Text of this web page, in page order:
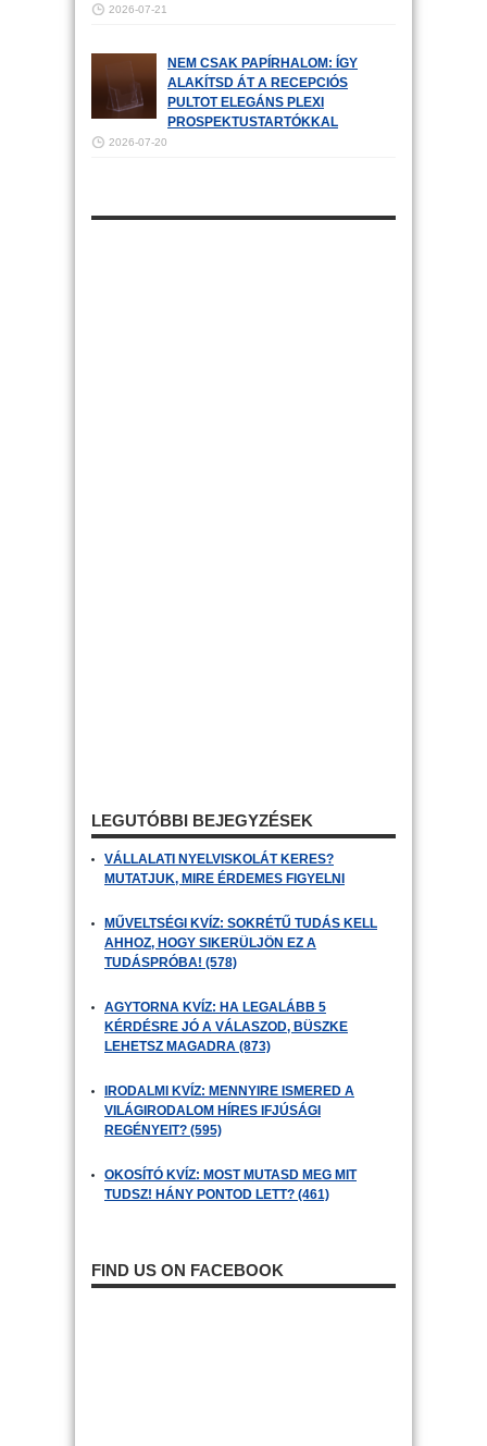
2026-07-21
NEM CSAK PAPÍRHALOM: ÍGY
ALAKÍTSD ÁT A RECEPCIÓS
PULTOT ELEGÁNS PLEXI
PROSPEKTUSTARTÓKKAL
2026-07-20
LEGUTÓBBI BEJEGYZÉSEK
VÁLLALATI NYELVISKOLÁT KERES?
MUTATJUK, MIRE ÉRDEMES FIGYELNI
MŰVELTSÉGI KVÍZ: SOKRÉTŰ TUDÁS KELL
AHHOZ, HOGY SIKERÜLJÖN EZ A
TUDÁSPRÓBA! (578)
AGYTORNA KVÍZ: HA LEGALÁBB 5
KÉRDÉSRE JÓ A VÁLASZOD, BÜSZKE
LEHETSZ MAGADRA (873)
IRODALMI KVÍZ: MENNYIRE ISMERED A
VILÁGIRODALOM HÍRES IFJÚSÁGI
REGÉNYEIT? (595)
OKOSÍTÓ KVÍZ: MOST MUTASD MEG MIT
TUDSZ! HÁNY PONTOD LETT? (461)
FIND US ON FACEBOOK